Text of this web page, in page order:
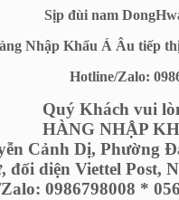
Sịp đùi nam
Nhập Khẩu Á Âu tiếp
Hotline/Zalo:
Quý Khách vui
HÀNG NHẬP
Cảnh Dị, Phường
đối diện Viettel Post,
0986798008 *